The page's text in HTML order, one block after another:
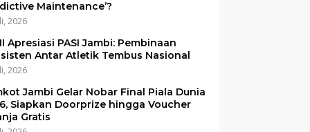
Maintenance’?
2026
Apresiasi PASI Jambi: Pembinaan
Antar Atletik Tembus Nasional
2026
Jambi Gelar Nobar Final Piala Dunia
Siapkan Doorprize hingga Voucher
Gratis